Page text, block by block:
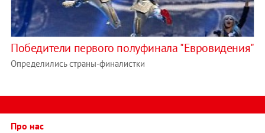
Победители первого полуфинала "Евровидения"
Определились страны-финалистки
Про нас